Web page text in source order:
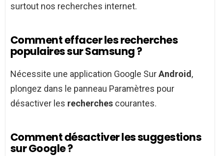
surtout nos recherches internet.
Comment effacer les recherches
populaires sur Samsung ?
Nécessite une application Google SurAndroid ,
plongez dans le panneau Paramètres pour
désactiver les recherches courantes.
Comment désactiver les suggestions
sur Google ?